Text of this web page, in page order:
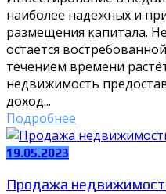
наиболее надежных и
размещения капитала.
остается
течением времени
недвижимость
доход...
Подробнее
19.05.2023
Продажа